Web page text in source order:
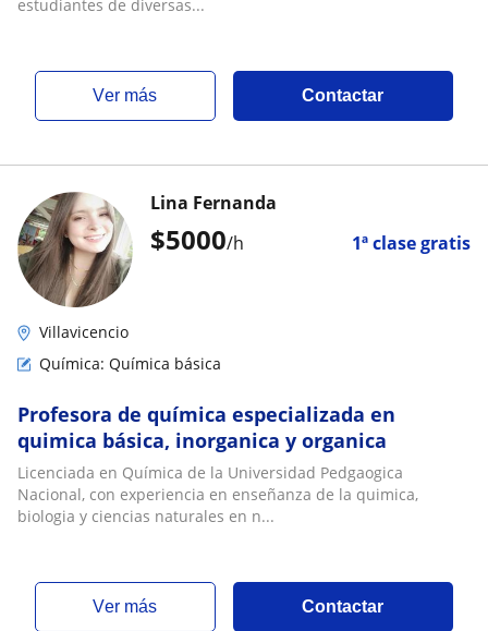
estudiantes de diversas...
ver más Contactar
$5000/h 1ª clase gratis
Lina Fernanda
Villavicencio
Química: Química básica
Profesora de química especializada en
quimica básica, inorganica y organica
Licenciada en Química de la Universidad Pedgaogica
Nacional, con experiencia en enseñanza de la quimica,
biologia y ciencias naturales en n...
ver más Contactar